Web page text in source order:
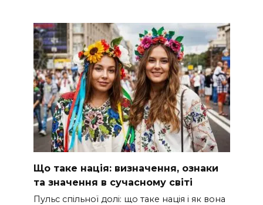
Що таке нація: визначення, ознаки
та значення в сучасному світі
Пульс спільної долі: що таке нація і як вона